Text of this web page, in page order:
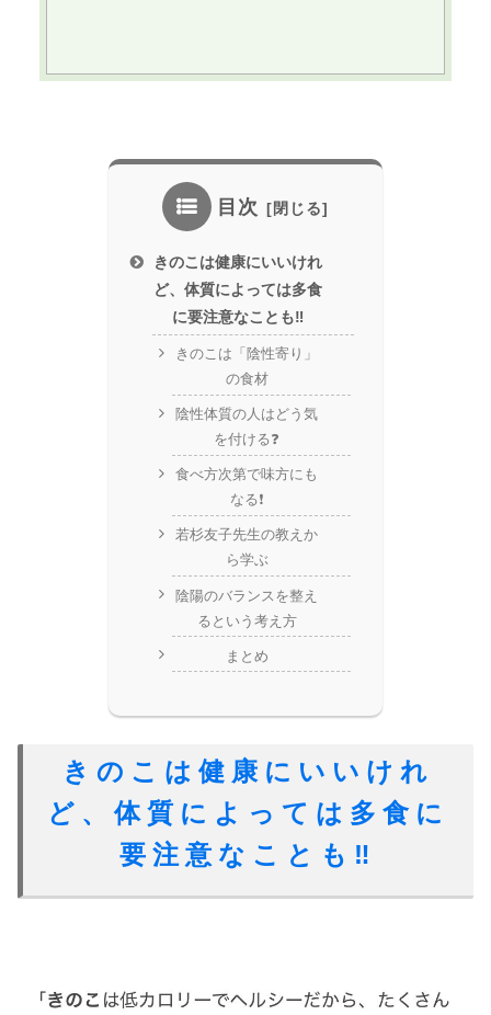
目次
きのこは健康にいいけれ
ど、体質によっては多食
に要注意なことも‼️
きのこは「陰性寄り」
の食材
陰性体質の人はどう気
を付ける❓
食べ方次第で味方にも
なる❗️
若杉友子先生の教えか
ら学ぶ
陰陽のバランスを整え
るという考え方
まとめ
きのこは健康にいいけれ
ど、体質によっては多食に
要注意なことも‼️